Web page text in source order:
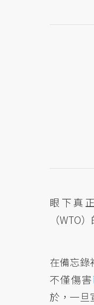
眼下真
（WTO
在備忘錄
不僅傷害
於，一旦